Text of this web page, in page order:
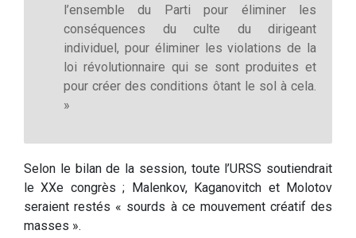
l’ensemble du Parti pour éliminer les
conséquences du culte du dirigeant
individuel, pour éliminer les violations de la
loi révolutionnaire qui se sont produites et
pour créer des conditions ôtant le sol à cela.
»
Selon le bilan de la session, toute l’URSS soutiendrait
le XXe congrès ; Malenkov, Kaganovitch et Molotov
seraient restés « sourds à ce mouvement créatif des
masses ».